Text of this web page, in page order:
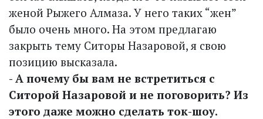
женой Рыжего Алмаза. У него таких “жен”
было очень много. На этом предлагаю
закрыть тему Ситоры Назаровой, я свою
позицию высказала.
- А почему бы вам не встретиться с
Ситорой Назаровой и не поговорить? Из
этого даже можно сделать ток-шоу.